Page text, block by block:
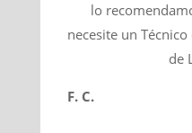
lo
necesite un
de
F. C.